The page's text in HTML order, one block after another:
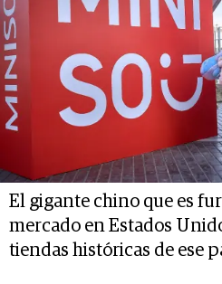
El gigante chino que es
mercado en Estados
tiendas históricas de ese